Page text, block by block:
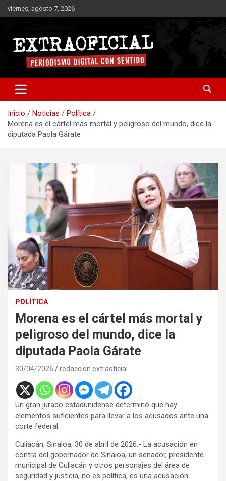
Saltar
al
viernes, agosto 7, 2026
Extraoficial
Inicio Noticias
Política
Morena es el cártel más mortal y peligroso del mundo, dice la
diputada Paola Gárate
POLÍTICA
Morena es el cártel más mortal y
peligroso del mundo, dice la
diputada Paola Gárate
30/04/2026 redaccion extraoficial
Un gran jurado estadunidense determinó que hay
elementos suficientes para llevar a los acusados ante una
corte federal.
Culiacán, Sinaloa, 30 de abril de 2026.- La acusación en
contra del gobernador de Sinaloa, un senador, presidente
municipal de Culiacán y otros personajes del área de
seguridad y justicia, no es política, es una acusación